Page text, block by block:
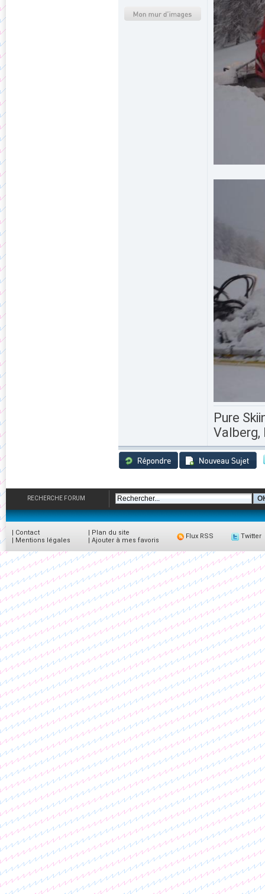
Pure
Valberg,
RECHERCHE FORUM
| Contact
| Mentions légales
| Plan du site
| Ajouter à mes favoris
Flux RSS Twitter